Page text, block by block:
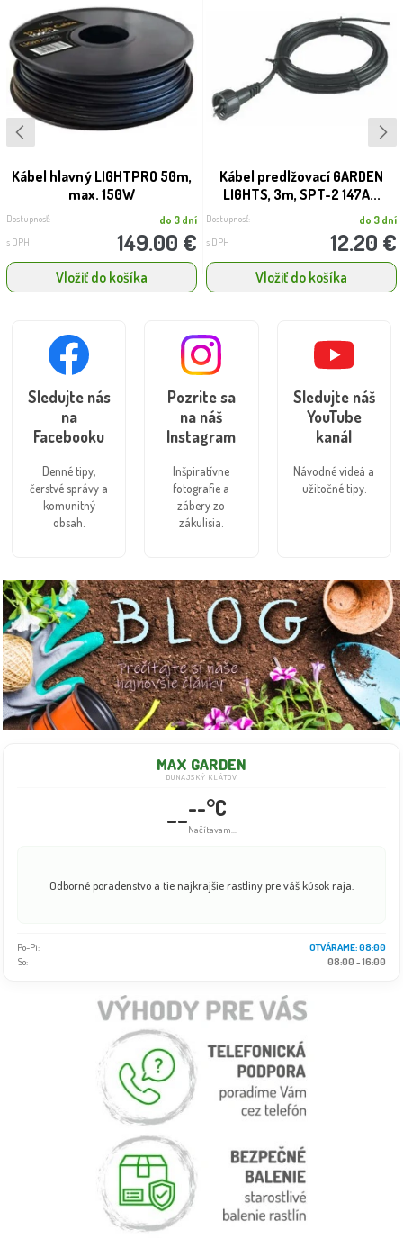
MAX GARDEN
DUNAJSKÝ KLÁTOV
----°C
Načítavam...
Odborné poradenstvo a tie najkrajšie rastliny pre váš kúsok raja.
Po-Pi:
OTVÁRAME: 08:00
So:
08:00 - 16:00
Kábel hlavný LIGHTPRO 50m,
max. 150W
Dostupnosť: do 3 dní
s DPH 149.00 €
Vložiť do košíka
Kábel predlžovací GARDEN
LIGHTS, 3m, SPT-2 147A...
Dostupnosť: do 3 dní
s DPH 12.20 €
Vložiť do košíka
Sledujte nás
na
Facebooku
Denné tipy,
čerstvé správy a
komunitný
obsah.
Pozrite sa
na náš
Instagram
Inšpiratívne
fotografie a
zábery zo
zákulisia.
Sledujte náš
YouTube
kanál
Návodné videá a
užitočné tipy.